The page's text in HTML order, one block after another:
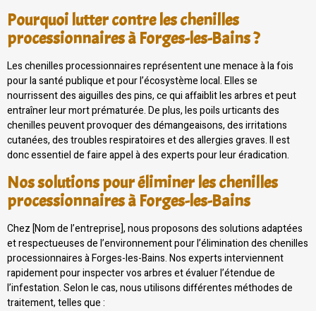
Pourquoi lutter contre les chenilles
processionnaires à Forges-les-Bains ?
Les chenilles processionnaires représentent une menace à la fois
pour la santé publique et pour l’écosystème local. Elles se
nourrissent des aiguilles des pins, ce qui affaiblit les arbres et peut
entraîner leur mort prématurée. De plus, les poils urticants des
chenilles peuvent provoquer des démangeaisons, des irritations
cutanées, des troubles respiratoires et des allergies graves. Il est
donc essentiel de faire appel à des experts pour leur éradication.
Nos solutions pour éliminer les chenilles
processionnaires à Forges-les-Bains
Chez [Nom de l’entreprise], nous proposons des solutions adaptées
et respectueuses de l’environnement pour l’élimination des chenilles
processionnaires à Forges-les-Bains. Nos experts interviennent
rapidement pour inspecter vos arbres et évaluer l’étendue de
l’infestation. Selon le cas, nous utilisons différentes méthodes de
traitement, telles que :